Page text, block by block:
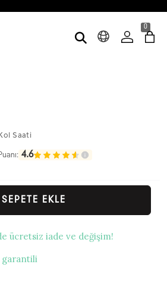
0
Saati
4.6
SEPETE EKLE
ücretsiz iade ve değişim!
garantili